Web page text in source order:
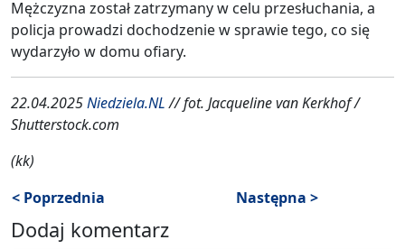
Mężczyzna został zatrzymany w celu przesłuchania, a
policja prowadzi dochodzenie w sprawie tego, co się
wydarzyło w domu ofiary.
22.04.2025Niedziela.NL// fot. Jacqueline van Kerkhof /
Shutterstock.com
(kk)
< Poprzednia
Następna >
Dodaj komentarz